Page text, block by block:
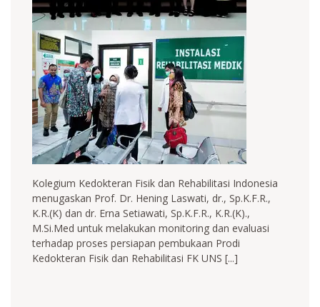
Kolegium Kedokteran Fisik dan Rehabilitasi Indonesia
menugaskan Prof. Dr. Hening Laswati, dr., Sp.K.F.R.,
K.R.(K) dan dr. Erna Setiawati, Sp.K.F.R., K.R.(K).,
M.Si.Med untuk melakukan monitoring dan evaluasi
terhadap proses persiapan pembukaan Prodi
Kedokteran Fisik dan Rehabilitasi FK UNS [...]